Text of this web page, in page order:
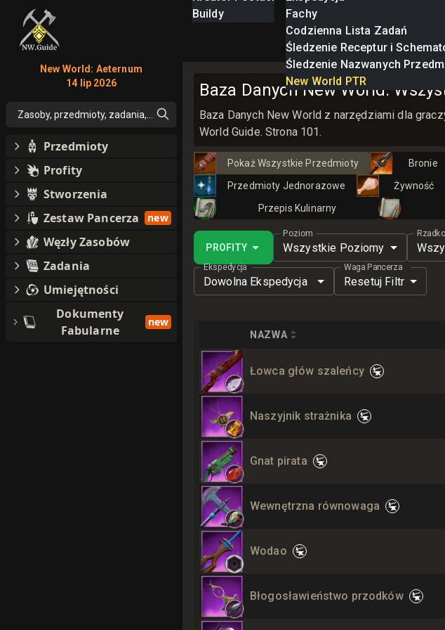
Buildy
Fachy
Codzienna Lista Zadań
Śledzenie Receptur i
Śledzenie Nazwanych
New World PTR
Baza Danych New World:
Baza Danych New World z narzędziami dla
World Guide. Strona 101.
Pokaż Wszystkie Przedmioty Bronie
Przedmioty Jednorazowe
Żywność
Przepis Kulinarny
PROFITY
Poziom
Wszystkie Poziomy
Ekspedycja
Dowolna Ekspedycja
Waga Pancerza
Resetuj Filtr
NAZWA
Łowca głów szaleńcy
Naszyjnik strażnika
Gnat pirata
Wewnętrzna równowaga
Wodao
Błogosławieństwo przodków
New World: Aeternum
14 lip 2026
Zasoby, przedmioty, zadania, moby, perki, umiejętności
Przedmioty
Profity
Stworzenia
Zestaw Pancerza
new
Węzły Zasobów
Zadania
Umiejętności
Dokumenty
Fabularne
new